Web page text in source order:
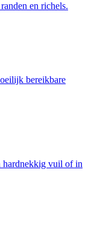
en richels.
bereikbare
hardnekkig vuil of in